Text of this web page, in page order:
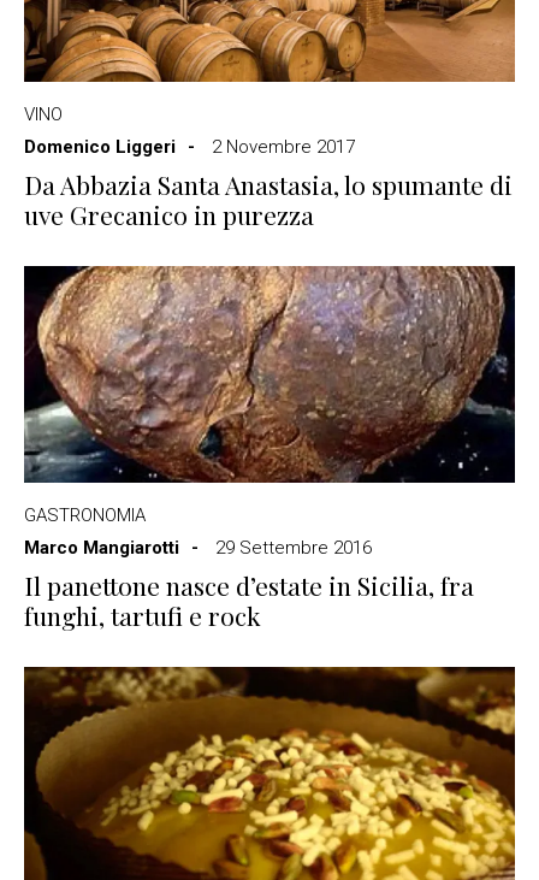
VINO
Domenico Liggeri
2 Novembre 2017
Da Abbazia Santa Anastasia, lo spumante di
uve Grecanico in purezza
GASTRONOMIA
Marco Mangiarotti
29 Settembre 2016
Il panettone nasce d’estate in Sicilia, fra
funghi, tartufi e rock